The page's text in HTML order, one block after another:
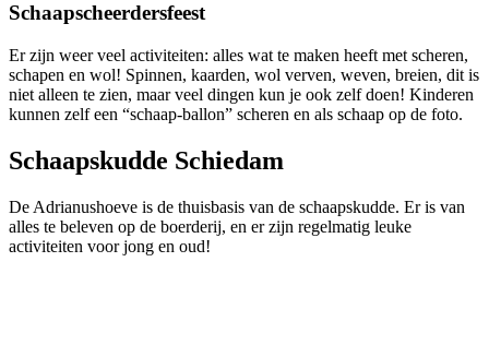
Schaapscheerdersfeest
Er zijn weer veel activiteiten: alles wat te maken heeft met scheren,
schapen en wol! Spinnen, kaarden, wol verven, weven, breien, dit is
niet alleen te zien, maar veel dingen kun je ook zelf doen! Kinderen
kunnen zelf een “schaap-ballon” scheren en als schaap op de foto.
Schaapskudde Schiedam
De Adrianushoeve is de thuisbasis van de schaapskudde. Er is van
alles te beleven op de boerderij, en er zijn regelmatig leuke
activiteiten voor jong en oud!